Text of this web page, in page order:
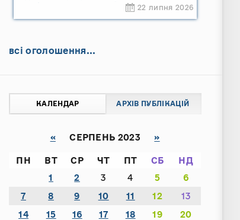
довкілля ТОВАРИСТВО З
ОБМЕЖЕНОЮ
22 липня 2026
всі оголошення...
КАЛЕНДАР АРХІВ ПУБЛІКАЦІЙ
«СЕРПЕНЬ 2023 »
ПН ВТ СР ЧТ ПТ СБ
НД
1
2 3 4 5
6
7
8 9 10 11 12
13
14
15 16 17 18 19
20